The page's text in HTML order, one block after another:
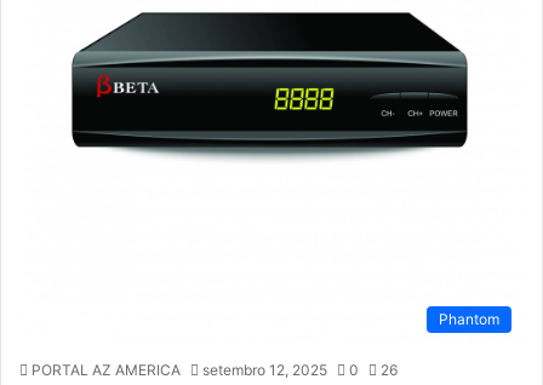
Phantom
PORTAL AZ AMERICA setembro 12, 2025 0 26